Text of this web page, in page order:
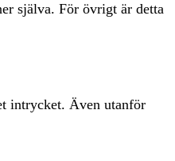
själva. För övrigt är detta
intrycket. Även utanför